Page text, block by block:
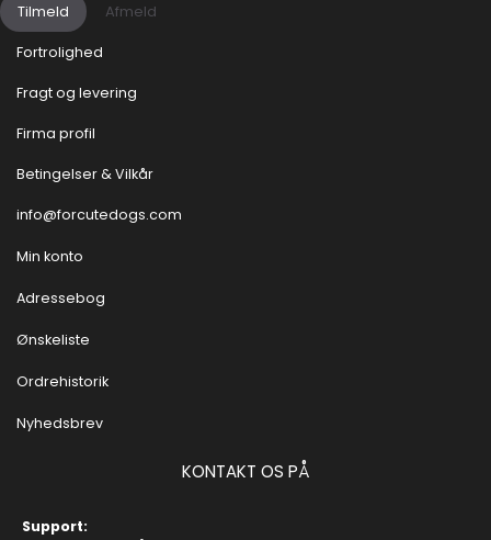
Tilmeld Afmeld
Fortrolighed
Fragt og levering
Firma profil
Betingelser & Vilkår
info@forcutedogs.com
Min konto
Adressebog
Ønskeliste
Ordrehistorik
Nyhedsbrev
KONTAKT OS PÅ
Support: